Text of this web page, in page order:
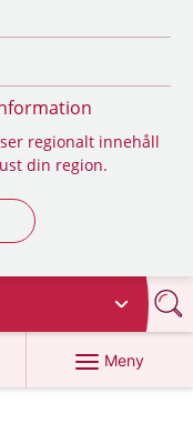
regionalt innehåll
din region.
Meny